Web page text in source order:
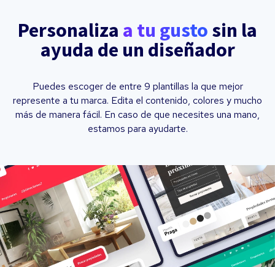
Personaliza a tu gusto sin la
ayuda de un diseñador
Puedes escoger de entre 9 plantillas la que mejor
represente a tu marca. Edita el contenido, colores y mucho
más de manera fácil. En caso de que necesites una mano,
estamos para ayudarte.